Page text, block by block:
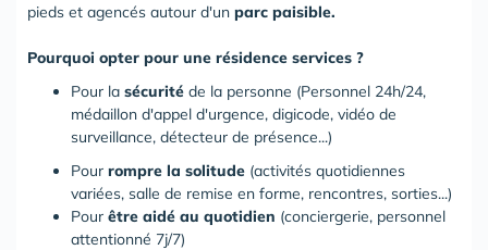
pieds et agencés autour d'un parc paisible.
Pourquoi opter pour une résidence services ?
Pour la sécurité de la personne (Personnel 24h/24,
médaillon d'appel d'urgence, digicode, vidéo de
surveillance, détecteur de présence...)
Pour rompre la solitude (activités quotidiennes
variées, salle de remise en forme, rencontres, sorties...)
Pour être aidé au quotidien (conciergerie, personnel
attentionné 7j/7)